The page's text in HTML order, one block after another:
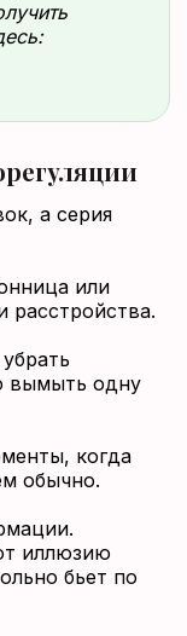
а серия
или
расстройства.
вымыть одну
когда
обычно.
иллюзию
бьет по